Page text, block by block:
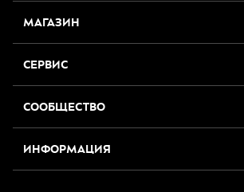
МАГАЗИН
СЕРВИС
СООБЩЕСТВО
ИНФОРМАЦИЯ